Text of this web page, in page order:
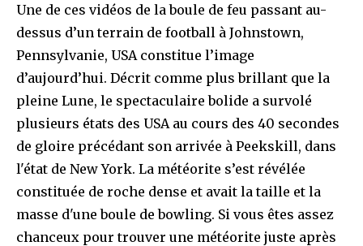
Une de ces vidéos de la boule de feu passant au-
dessus d’un terrain de football à Johnstown,
Pennsylvanie, USA constitue l’image
d’aujourd’hui. Décrit comme plus brillant que la
pleine Lune, le spectaculaire bolide a survolé
plusieurs états des USA au cours des 40 secondes
de gloire précédant son arrivée à Peekskill, dans
l'état de New York. La météorite s’est révélée
constituée de roche dense et avait la taille et la
masse d'une boule de bowling. Si vous êtes assez
chanceux pour trouver une météorite juste après